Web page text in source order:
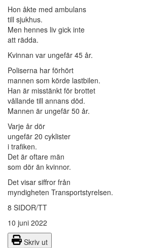
Hon åkte med ambulans
till sjukhus.
Men hennes liv gick inte
att rädda.
Kvinnan var ungefär 45 år.
Poliserna har förhört
mannen som körde lastbilen.
Han är misstänkt för brottet
vållande till annans död.
Mannen är ungefär 50 år.
Varje år dör
ungefär 20 cyklister
i trafiken.
Det är oftare män
som dör än kvinnor.
Det visar siffror från
myndigheten Transportstyrelsen.
8 SIDOR/TT
10 juni 2022
Skriv ut